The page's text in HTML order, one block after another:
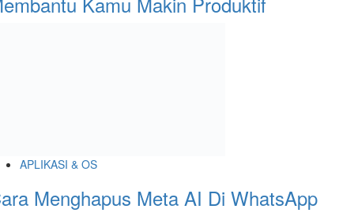
APLIKASI & OS
Menghapus Meta AI Di WhatsApp